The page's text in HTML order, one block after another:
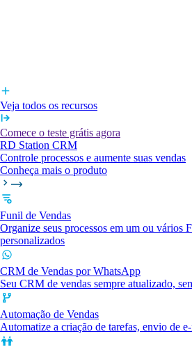
Veja todos os recursos
Comece o teste grátis agora
RD Station CRM
Controle processos e aumente suas vendas
Conheça mais o produto
Funil de Vendas
Organize seus processos em um ou vários
personalizados
CRM de Vendas por WhatsApp
Seu CRM de vendas sempre atualizado,
Automação de Vendas
Automatize a criação de tarefas, envio de